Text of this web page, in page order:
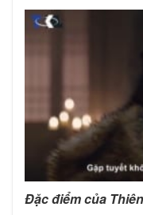
Đặc điểm của Thiên